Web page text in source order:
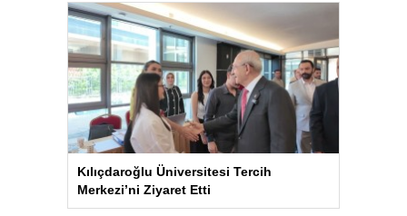
Kılıçdaroğlu Üniversitesi Tercih
Merkezi’ni Ziyaret Etti